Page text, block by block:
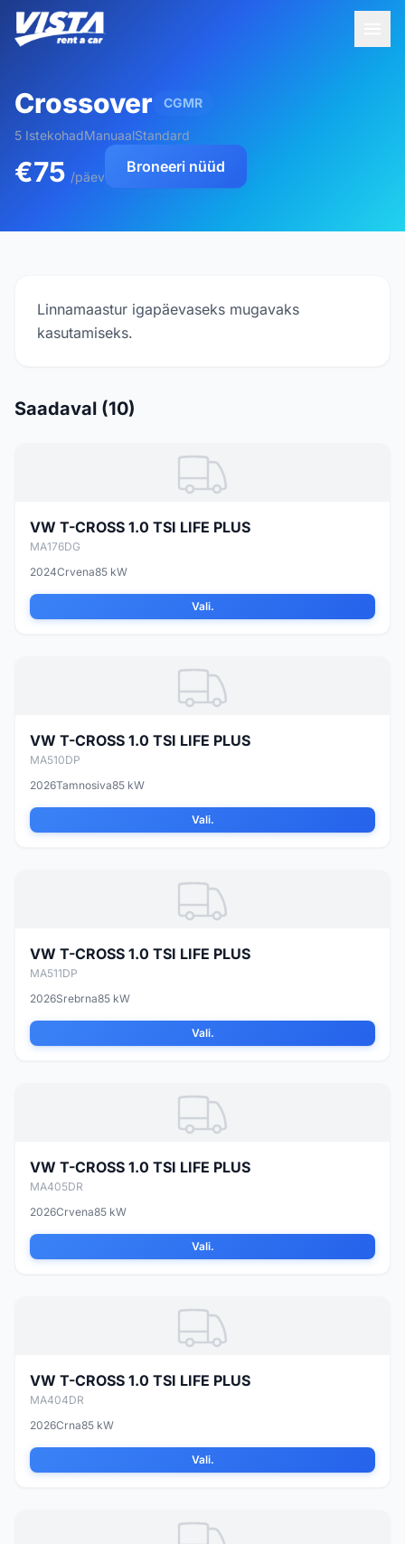
Crossover CGMR
5 IstekohadManuaalStandard
€75 /päev
Broneeri nüüd
Linnamaastur igapäevaseks mugavaks
kasutamiseks.
Saadaval (10)
VW T-CROSS 1.0 TSI LIFE PLUS
MA176DG
2024Crvena85 kW
Vali.
VW T-CROSS 1.0 TSI LIFE PLUS
MA510DP
2026Tamnosiva85 kW
Vali.
VW T-CROSS 1.0 TSI LIFE PLUS
MA511DP
2026Srebrna85 kW
Vali.
VW T-CROSS 1.0 TSI LIFE PLUS
MA405DR
2026Crvena85 kW
Vali.
VW T-CROSS 1.0 TSI LIFE PLUS
MA404DR
2026Crna85 kW
Vali.